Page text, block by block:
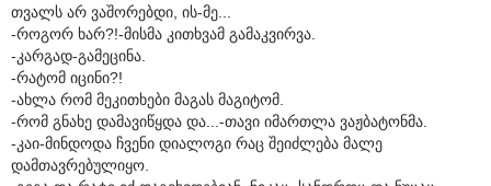
თვალს არ ვაშორებდი, ის-მე...
-როგორ ხარ?!-მისმა კითხვამ გამაკვირვა.
-კარგად-გამეცინა.
-რატომ იცინი?!
-ახლა რომ მეკითხები მაგას მაგიტომ.
-რომ გნახე დამავიწყდა და...-თავი იმართლა ვაჟბატონმა.
-კაი-მინდოდა ჩვენი დიალოგი რაც შეიძლება მალე
დამთავრებულიყო.